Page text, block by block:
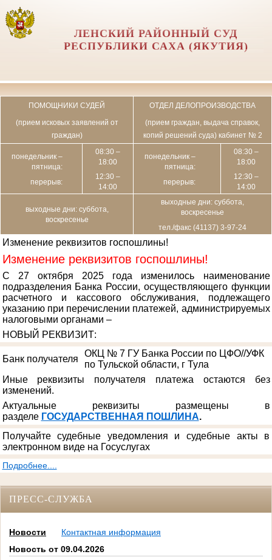
ЛЕНСКИЙ РАЙОННЫЙ СУД
РЕСПУБЛИКИ САХА (ЯКУТИЯ)
ПОМОЩНИКИ СУДЕЙ
(прием исковых заявлений от
граждан)
ОТДЕЛ ДЕЛОПРОИЗВОДСТВА
(прием граждан, выдача справок,
копий решений суда) кабинет № 2
понедельник –
пятница:
перерыв:
08:30 –
18:00
12:30 –
14:00
понедельник –
пятница:
перерыв:
08:30 –
18:00
12:30 –
14:00
выходные дни: суббота,
воскресенье
выходные дни: суббота,
воскресенье
тел./факс (41137) 3-97-24
Изменение реквизитов госпошлины!
Изменение реквизитов госпошлины!
С 27 октября 2025 года изменилось наименование
подразделения Банка России, осуществляющего функции
расчетного и кассового обслуживания, подлежащего
указанию при перечислении платежей, администрируемых
налоговыми органами –
НОВЫЙ РЕКВИЗИТ:
Банк получателя
ОКЦ № 7 ГУ Банка России по ЦФО//УФК
по Тульской области, г Тула
Иные реквизиты получателя платежа остаются без
изменений.
Актуальные реквизиты размещены в
разделе ГОСУДАРСТВЕННАЯ ПОШЛИНА.
Получайте судебные уведомления и судебные акты в
электронном виде на Госуслугах
Подробнее....
ПРЕСС-СЛУЖБА
Новости
Контактная информация
Новость от 09.04.2026